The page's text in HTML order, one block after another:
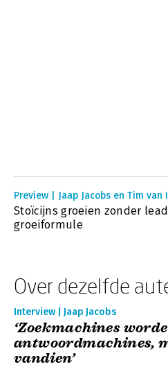
Preview | Jaap Jacobs en Tim van
Stoïcijns groeien zonder
groeiformule
Over dezelfde
Interview | Jaap Jacobs
‘Zoekmachines
antwoordmachines,
vandien’